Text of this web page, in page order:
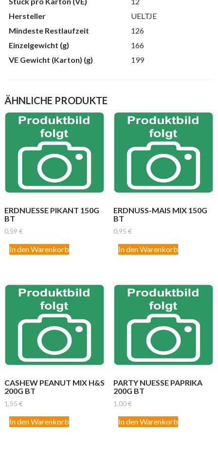
Hersteller
UELTJE
Mindeste Restlaufzeit
126
Einzelgewicht (g)
166
VE Gewicht (Karton) (g)
199
ÄHNLICHE PRODUKTE
ERDNUESSE PIKANT 150G
BT
0,59 €
In den Warenkorb
ERDNUSS-MAIS MIX 150G
BT
0,95 €
In den Warenkorb
CASHEW PEANUT MIX H&S
200G BT
1,55 €
In den Warenkorb
PARTY NUESSE PAPRIKA
200G BT
1,00€
In den Warenkorb